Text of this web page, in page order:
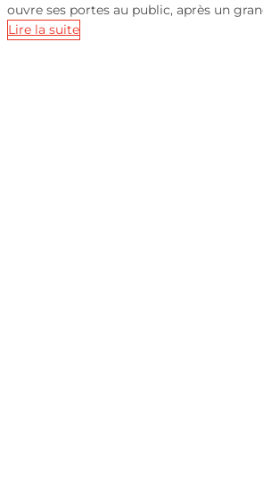
ouvre ses portes au public, après un
Lire la suite